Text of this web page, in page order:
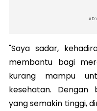
"Saya sadar,
membantu bagi
kurang mampu
kesehatan. Dengan
yang semakin tinggi,